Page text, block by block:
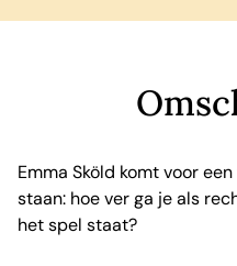
Emma Sköld komt voor
staan: hoe ver ga je als
het spel staat?